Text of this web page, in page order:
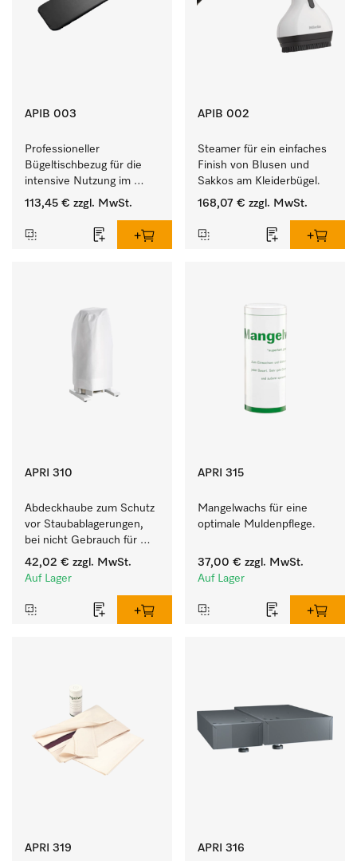
APIB 003
Professioneller
Bügeltischbezug für die
intensive Nutzung im
gewerblichen
113,45 € zzgl. MwSt.
APIB 002
Steamer für ein einfaches
Finish von Blusen und
Sakkos am Kleiderbügel.
168,07 € zzgl. MwSt.
APRI 310
Abdeckhaube zum Schutz
vor Staubablagerungen,
bei nicht Gebrauch für
HM 16-80.
42,02 € zzgl. MwSt.
Auf Lager
APRI 315
Mangelwachs für eine
optimale Muldenpflege.
37,00 € zzgl. MwSt.
Auf Lager
APRI 319 APRI 316